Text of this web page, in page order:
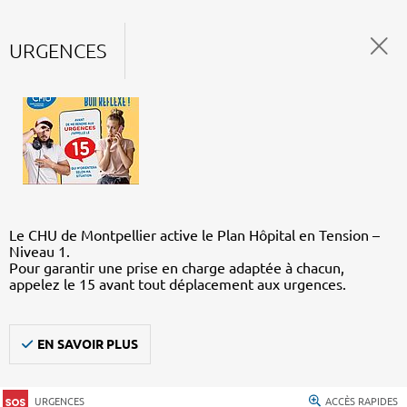
URGENCES
Le CHU de Montpellier active le Plan Hôpital en Tension –
Niveau 1.
Pour garantir une prise en charge adaptée à chacun,
appelez le 15 avant tout déplacement aux urgences.
EN SAVOIR PLUS
URGENCES ACCÈS RAPIDES